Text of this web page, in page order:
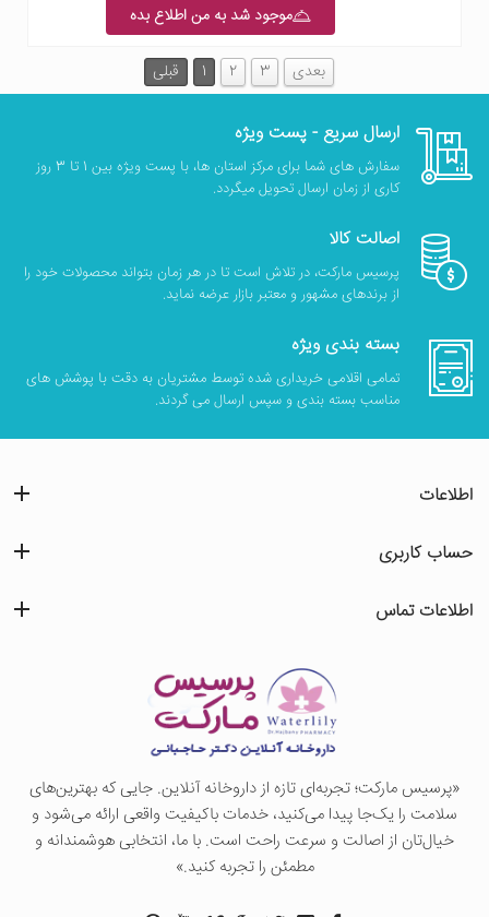
موجود شد به من اطلاع بده
قبلی 1 2 3 بعدی
ارسال سریع - پست ویژه
سفارش های شما برای مرکز استان ها، با پست ویژه بین 1 تا 3 روز
کاری از زمان ارسال تحویل میگردد.
اصالت کالا
پرسیس مارکت، در تلاش است تا در هر زمان بتواند محصولات خود را
از برندهای مشهور و معتبر بازار عرضه نماید.
بسته بندی ویژه
تمامی اقلامی خریداری شده توسط مشتریان به دقت با پوشش های
مناسب بسته بندی و سپس ارسال می گردند.
«پرسيس ماركت؛ تجربه‌ای تازه از داروخانه آنلاین. جایی که بهترین‌های
سلامت را یک‌جا پیدا می‌کنید، خدمات باکیفیت واقعی ارائه می‌شود و
خیال‌تان از اصالت و سرعت راحت است. با ما، انتخابی هوشمندانه و
مطمئن را تجربه کنید.»
اطلاعات
حساب کاربری
اطلاعات تماس